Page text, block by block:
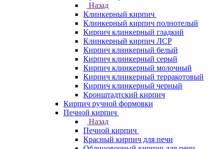
Назад
Клинкерный кирпич
Клинкерный кирпич полнотелый
Кирпич клинкерный гладкий
Клинкерный кирпич ЛСР
Кирпич клинкерный белый
Кирпич клинкерный серый
Кирпич клинкерный молочный
Кирпич клинкерный терракотовый
Кирпич клинкерный черный
Кронштадтский кирпич
Кирпич ручной формовки
Печной кирпич
Назад
Печной кирпич
Красный кирпич для печи